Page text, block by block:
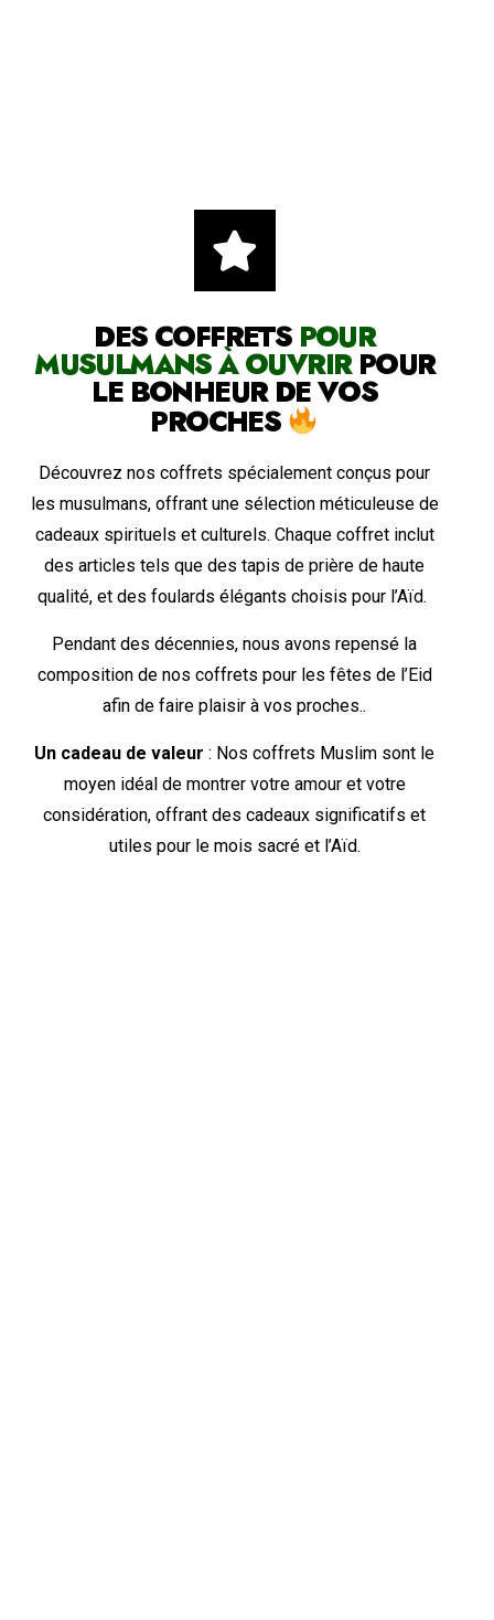
DES COFFRETSPOUR
MUSULMANS À OUVRIRPOUR
LE BONHEUR DE VOS
PROCHES
Découvrez nos coffrets spécialement conçus pour
les musulmans, offrant une sélection méticuleuse de
cadeaux spirituels et culturels. Chaque coffret inclut
des articles tels que des tapis de prière de haute
qualité, et des foulards élégants choisis pour l’Aïd.
Pendant des décennies, nous avons repensé la
composition de nos coffrets pour les fêtes de l’Eid
afin de faire plaisir à vos proches..
Un cadeau de valeur : Nos coffrets Muslim sont le
moyen idéal de montrer votre amour et votre
considération, offrant des cadeaux significatifs et
utiles pour le mois sacré et l’Aïd.